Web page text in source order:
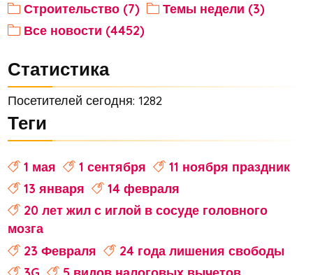
Строительство (7)
Темы недели (3)
Все новости (4452)
Статистика
Посетителей сегодня: 1282
Теги
1 мая 1 сентября
11 ноября праздник
13 января
14 февраля
20 лет жил с иглой в сосуде головного
мозга
23 Февраля
24 года лишения свободы